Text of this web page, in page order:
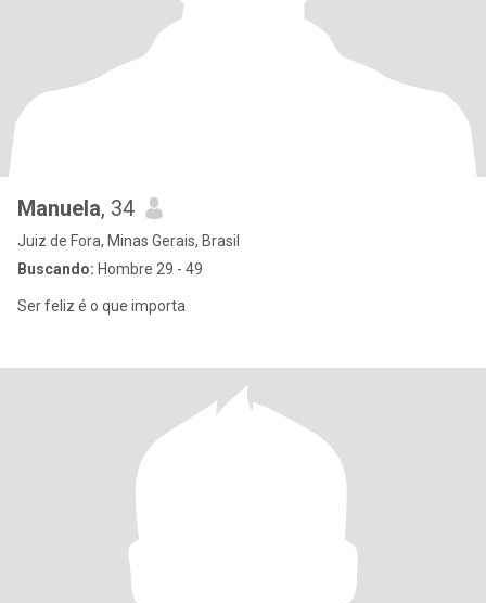
Manuela, 34
Juiz de Fora, Minas Gerais, Brasil
Buscando: Hombre 29 - 49
Ser feliz é o que importa